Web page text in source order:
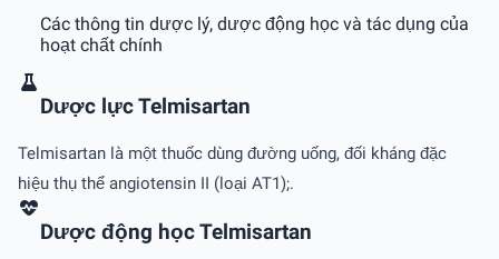
Các thông tin dược lý, dược động học và tác dụng của
hoạt chất chính
Dược lực Telmisartan
Telmisartan là một thuốc dùng đường uống, đối kháng đặc
hiệu thụ thể angiotensin II (loại AT1);.
Dược động học Telmisartan